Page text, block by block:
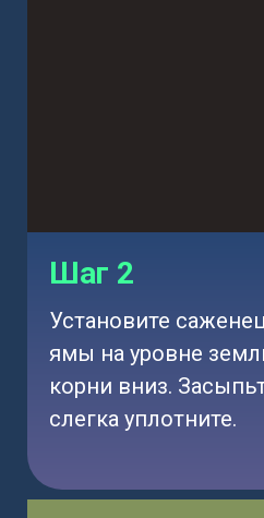
Шаг 2
Установите
ямы на уровне
корни вниз.
слегка уплотните.